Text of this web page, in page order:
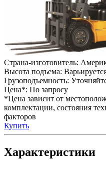
Страна-изготовитель:
Высота подъема:
Грузоподъемность:
Цена*: По запросу
*Цена зависит от
комплектации, состояния
факторов
Купить
Характеристики